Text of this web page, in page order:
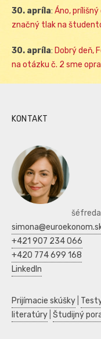
30. apríla: Áno,
značný tlak na
30. apríla: Dobrý deň,
na otázku č. 2 sme
KONTAKT
+421 907 234 066
+420 774 699 168
LinkedIn
Prijímacie skúšky
literatúry Študijný